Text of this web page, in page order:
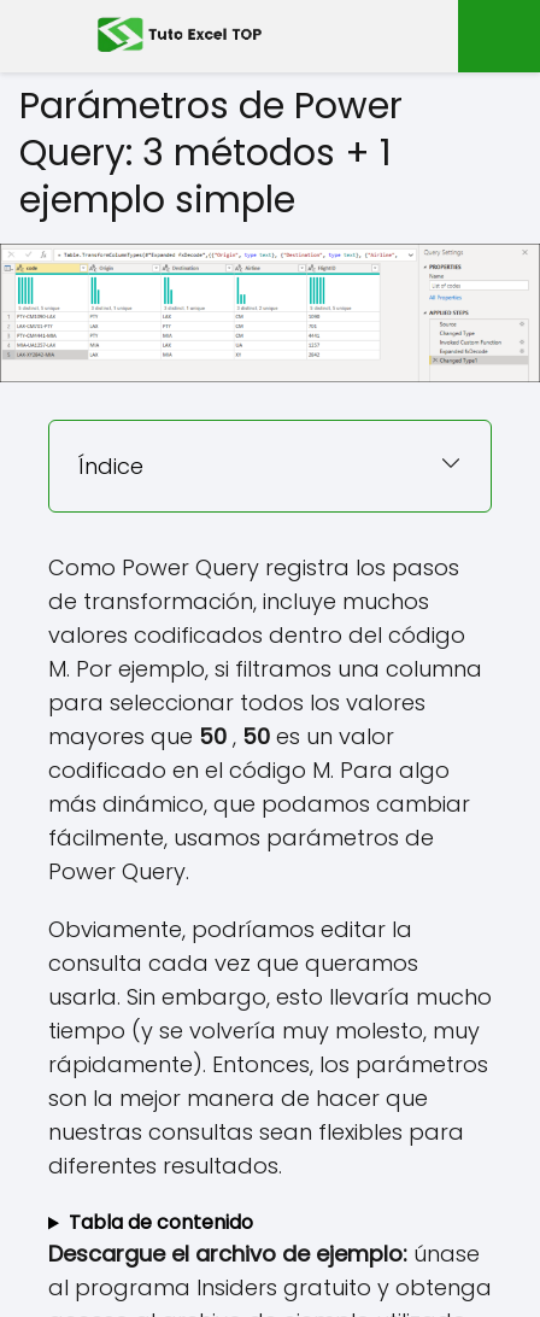
Parámetros de Power
Query: 3 métodos + 1
ejemplo simple
Índice
Como Power Query registra los pasos
de transformación, incluye muchos
valores codificados dentro del código
M. Por ejemplo, si filtramos una columna
para seleccionar todos los valores
mayores que 50 , 50 es un valor
codificado en el código M. Para algo
más dinámico, que podamos cambiar
fácilmente, usamos parámetros de
Power Query.
Obviamente, podríamos editar la
consulta cada vez que queramos
usarla. Sin embargo, esto llevaría mucho
tiempo (y se volvería muy molesto, muy
rápidamente). Entonces, los parámetros
son la mejor manera de hacer que
nuestras consultas sean flexibles para
diferentes resultados.
Tabla de contenido
Descargue el archivo de ejemplo: únase
al programa Insiders gratuito y obtenga